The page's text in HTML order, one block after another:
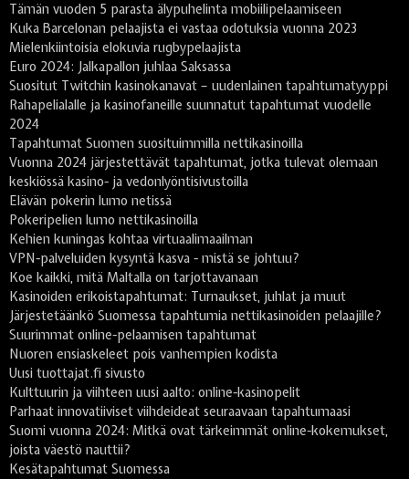
Tämän vuoden 5 parasta älypuhelinta mobiilipelaamiseen
Kuka Barcelonan pelaajista ei vastaa odotuksia vuonna 2023
Mielenkiintoisia elokuvia rugbypelaajista
Euro 2024: Jalkapallon juhlaa Saksassa
Suositut Twitchin kasinokanavat – uudenlainen tapahtumatyyppi
Rahapelialalle ja kasinofaneille suunnatut tapahtumat vuodelle
2024
Tapahtumat Suomen suosituimmilla nettikasinoilla
Vuonna 2024 järjestettävät tapahtumat, jotka tulevat olemaan
keskiössä kasino- ja vedonlyöntisivustoilla
Elävän pokerin lumo netissä
Pokeripelien lumo nettikasinoilla
Kehien kuningas kohtaa virtuaalimaailman
VPN-palveluiden kysyntä kasva - mistä se johtuu?
Koe kaikki, mitä Maltalla on tarjottavanaan
Kasinoiden erikoistapahtumat: Turnaukset, juhlat ja muut
Järjestetäänkö Suomessa tapahtumia nettikasinoiden pelaajille?
Suurimmat online-pelaamisen tapahtumat
Nuoren ensiaskeleet pois vanhempien kodista
Uusi tuottajat.fi sivusto
Kulttuurin ja viihteen uusi aalto: online-kasinopelit
Parhaat innovatiiviset viihdeideat seuraavaan tapahtumaasi
Suomi vuonna 2024: Mitkä ovat tärkeimmät online-kokemukset,
joista väestö nauttii?
Kesätapahtumat Suomessa